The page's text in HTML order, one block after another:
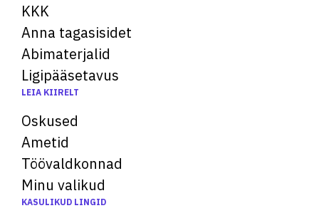
KKK
Anna tagasisidet
Abimaterjalid
Ligipääsetavus
LEIA KIIRELT
Oskused
Ametid
Töövaldkonnad
Minu valikud
KASULIKUD LINGID